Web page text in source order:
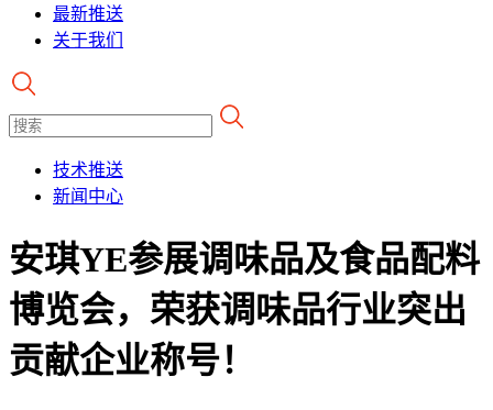
最新推送
关于我们
技术推送
新闻中心
安琪YE参展调味品及食品配料
博览会，荣获调味品行业突出
贡献企业称号！